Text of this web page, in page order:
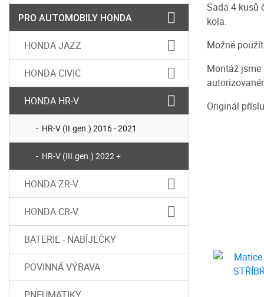
PRO AUTOMOBILY HONDA
HONDA JAZZ
HONDA CIVIC
HONDA HR-V
HR-V (II.gen.) 2016 - 2021
HR-V (III.gen.) 2022 +
HONDA ZR-V
HONDA CR-V
BATERIE - NABÍJEČKY
POVINNÁ VÝBAVA
Sada 4 kusů
kola.
Možné
Montáž jsme
Originál